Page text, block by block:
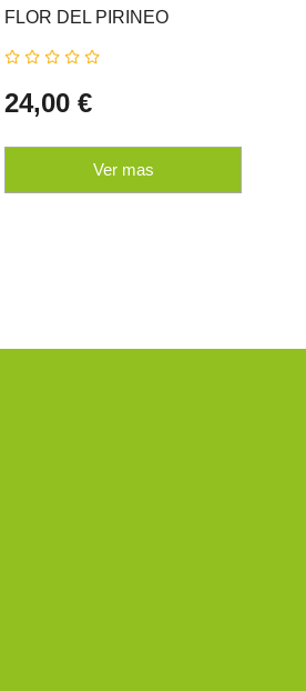
FLOR DEL PIRINEO
24,00 €
Ver mas